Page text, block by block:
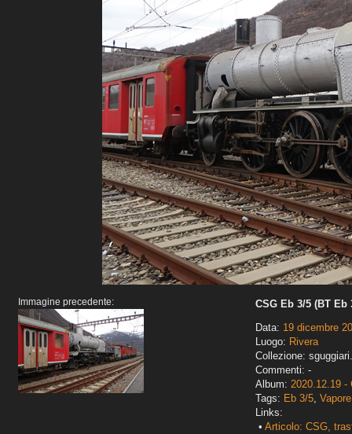
Immagine precedente:
CSG Eb 3/5 (BT Eb
Data: 19 dicembre
Luogo: Rivera
Collezione:
Commenti: -
Album: 2020.12.19 -
Tags: Eb 3/5, Vapore
Links:
• Articolo: CSG,